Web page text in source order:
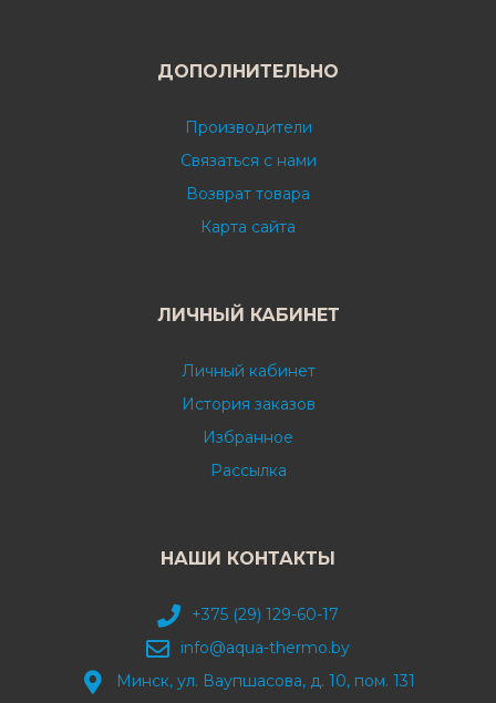
ДОПОЛНИТЕЛЬНО
Производители
Связаться с нами
Возврат товара
Карта сайта
ЛИЧНЫЙ КАБИНЕТ
Личный кабинет
История заказов
Избранное
Рассылка
НАШИ КОНТАКТЫ
+375 (29) 129-60-17
info@aqua-thermo.by
Минск, ул. Ваупшасова, д. 10, пом. 131